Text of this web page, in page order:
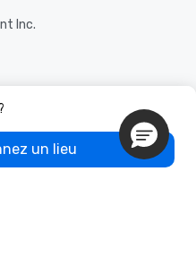
un lieu
Inc.